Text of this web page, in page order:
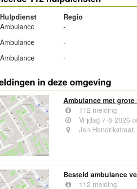
Hulpdienst
Regio
Ambulance
-
Ambulance
-
Ambulance -
in deze omgeving
Ambulance met
112 melding
Vrijdag 7-8-2026
Jan
Besteld ambulance
112 melding